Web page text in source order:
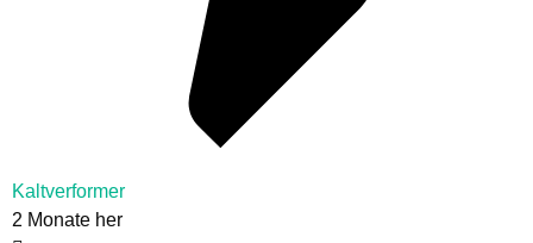
Kaltverformer
2 Monate her